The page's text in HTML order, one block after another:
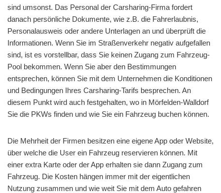
sind umsonst. Das Personal der Carsharing-Firma fordert
danach persönliche Dokumente, wie z.B. die Fahrerlaubnis,
Personalausweis oder andere Unterlagen an und überprüft die
Informationen. Wenn Sie im Straßenverkehr negativ aufgefallen
sind, ist es vorstellbar, dass Sie keinen Zugang zum Fahrzeug-
Pool bekommen. Wenn Sie aber den Bestimmungen
entsprechen, können Sie mit dem Unternehmen die Konditionen
und Bedingungen Ihres Carsharing-Tarifs besprechen. An
diesem Punkt wird auch festgehalten, wo in Mörfelden-Walldorf
Sie die PKWs finden und wie Sie ein Fahrzeug buchen können.
Die Mehrheit der Firmen besitzen eine eigene App oder Website,
über welche die User ein Fahrzeug reservieren können. Mit
einer extra Karte oder der App erhalten sie dann Zugang zum
Fahrzeug. Die Kosten hängen immer mit der eigentlichen
Nutzung zusammen und wie weit Sie mit dem Auto gefahren